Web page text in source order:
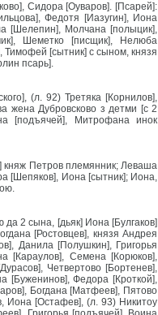
Сидора [Оуваров]. [Псарей]:
Федотя [Иазугин], Иона
[Шелепин], Молчана [полыцик],
Шеметко [писщик], Нелюба
[сытник] с сыном, князя
псарь].
(л. 92) Третяка [Корнилов],
жена Дубровсково з детми [с 2
[подъячей], Митрофана инок
княж Петров племянник; Леваша
[Шепяков], Иона [сытник]; Иона,
2 сына, [дьяк] Иона [Булгаков]
[Ростовцев], князя Андрея
Данила [Полушкин], Григорья
[Караулов], Семена [Корюков],
Четвертово [Бортенев],
[Буженинов], Федора [Кроткой],
Богдана [Матфеев], Пятово
[Остафев], (л. 93) Никитоу